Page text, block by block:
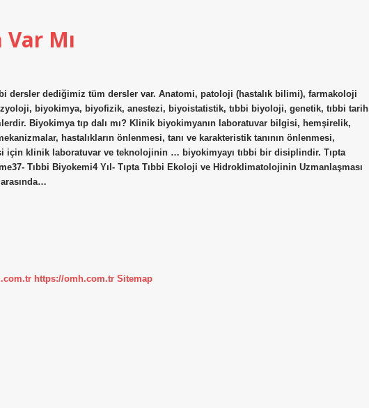
Mı
dersler dediğimiz tüm dersler var. Anatomi, patoloji (hastalık bilimi), farmakoloji
biyokimya, biyofizik, anestezi, biyoistatistik, tıbbi biyoloji, genetik, tıbbi tarih
Biyokimya tıp dalı mı? Klinik biyokimyanın laboratuvar bilgisi, hemşirelik,
hastalıkların önlenmesi, tanı ve karakteristik tanının önlenmesi,
için klinik laboratuvar ve teknolojinin … biyokimyayı tıbbi bir disiplindir. Tıpta
Tıbbi Biyokemi4 Yıl- Tıpta Tıbbi Ekoloji ve Hidroklimatolojinin Uzmanlaşması
https://omh.com.tr Sitemap